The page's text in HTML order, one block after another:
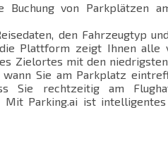
Buchung von Parkplätzen
den Fahrzeugtyp
Plattform zeigt Ihnen alle
Zielortes mit den
Sie am Parkplatz
Sie rechtzeitig am
Mit Parking.ai ist